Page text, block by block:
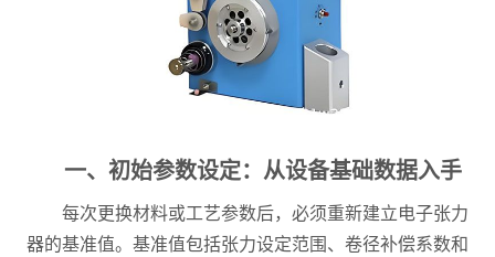
一、初始参数设定：从设备基础数据入手
每次更换材料或工艺参数后，必须重新建立电子张力
器的基准值。基准值包括张力设定范围、卷径补偿系数和